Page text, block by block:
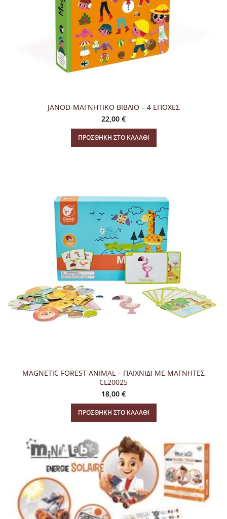
JANOD-ΜΑΓΝΗΤΙΚΟ ΒΙΒΛΙΟ – 4 ΕΠΟΧΕΣ
22,00 €
ΠΡΟΣΘΉΚΗ ΣΤΟ ΚΑΛΆΘΙ
MAGNETIC FOREST ANIMAL – ΠΑΙΧΝΙΔΙ ΜΕ ΜΑΓΝΗΤΕΣ
CL20025
18,00 €
ΠΡΟΣΘΉΚΗ ΣΤΟ ΚΑΛΆΘΙ